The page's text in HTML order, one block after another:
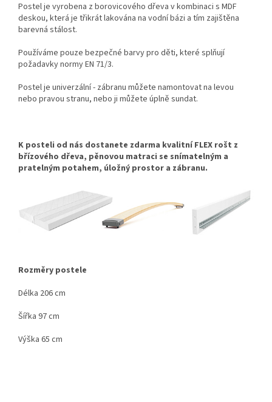
Postel je vyrobena z borovicového dřeva v kombinaci s MDF
deskou, která je třikrát lakována na vodní bázi a tím zajištěna
barevná stálost.
Používáme pouze bezpečné barvy pro děti, které splňují
požadavky normy EN 71/3.
Postel je univerzální - zábranu můžete namontovat na levou
nebo pravou stranu, nebo ji můžete úplně sundat.
K posteli od nás dostanete zdarma kvalitní FLEX rošt z
břízového dřeva, pěnovou matraci se snímatelným a
pratelným potahem, úložný prostor a zábranu.
Rozměry postele
Délka 206 cm
Šířka 97 cm
Výška 65 cm